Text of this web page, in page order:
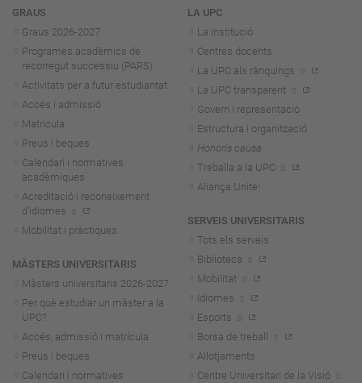
Navegació
GRAUS
Graus 2026-2027
Programes acadèmics de
recorregut successiu (PARS)
Activitats per a futur estudiantat
Accés i admissió
Matrícula
Preus i beques
Calendari i normatives
acadèmiques
Acreditació i reconeixement
d'idiomes
Mobilitat i pràctiques
MÀSTERS UNIVERSITARIS
Màsters universitaris 2026-2027
Per què estudiar un màster a la
UPC?
Accés, admissió i matrícula
Preus i beques
Calendari i normatives
LA UPC
La institució
Centres docents
La UPC als rànquings
La UPC transparent
Govern i representació
Estructura i organització
Honoris causa
Treballa a la UPC
Aliança Unite!
SERVEIS UNIVERSITARIS
Tots els serveis
Biblioteca
Mobilitat
Idiomes
Esports
Borsa de treball
Allotjaments
Centre Universitari de la Visió